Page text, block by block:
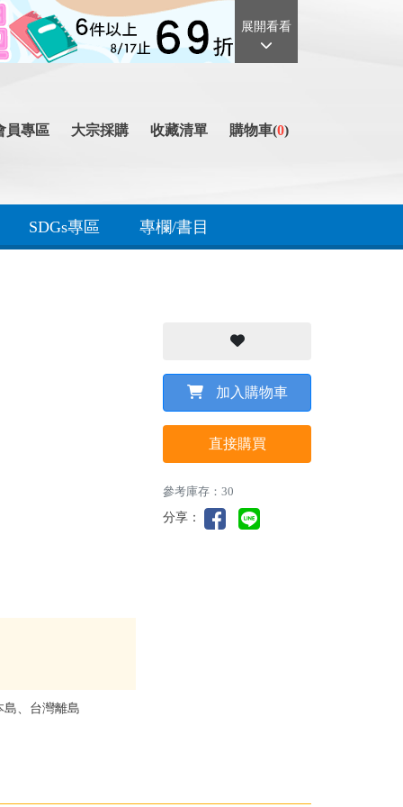
展開看看
員專區 大宗採購 收藏清單 購物車(0)
SDGs專區 專欄/書目
島、台灣離島
加入購物車
直接購買
參考庫存：30
分享：